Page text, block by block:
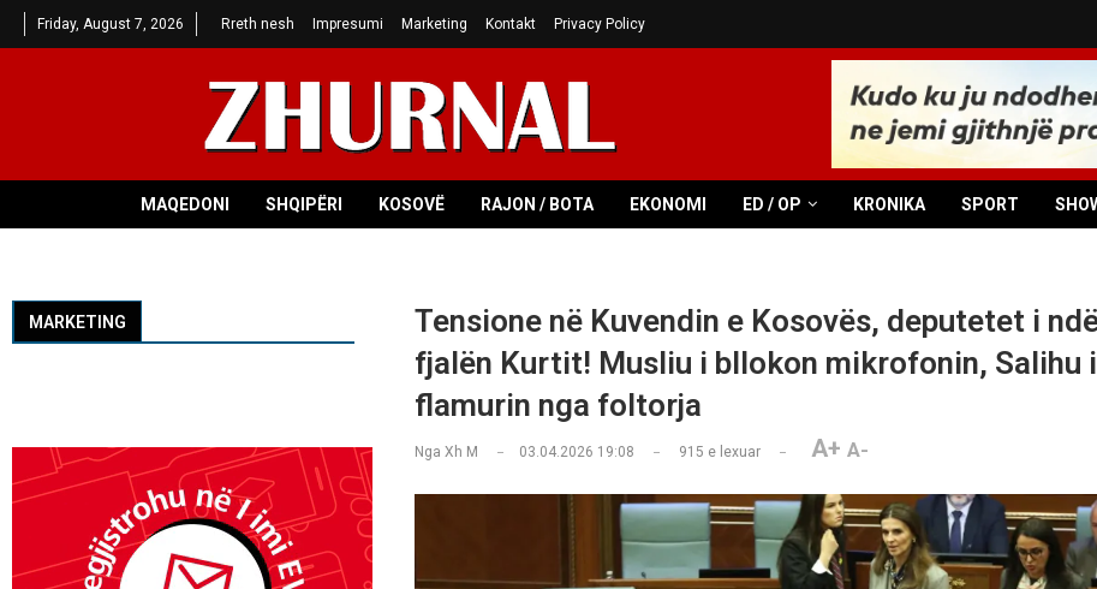
Friday, August 7, 2026 Rreth nesh Impresumi Marketing Kontakt Privacy Policy
MAQEDONI SHQIPËRI KOSOVË RAJON / BOTA EKONOMI ED / OP KRONIKA SPORT
Tensione në Kuvendin e Kosovës, deputetet i
fjalën Kurtit! Musliu i bllokon mikrofonin, Salihu
flamurin nga foltorja
Nga Xh M 03.04.2026 19:08 915 e lexuar A+ A-
MARKETING